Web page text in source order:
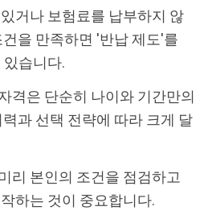
거나 보험료를 납부하지 않
을 만족하면 '반납 제도'를
있습니다.
격은 단순히 나이와 기간만의
과 선택 전략에 따라 크게 달
리 본인의 조건을 점검하고
하는 것이 중요합니다.